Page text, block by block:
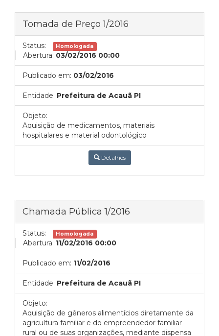
Tomada de Preço 1/2016
Status: Homologada
Abertura: 03/02/2016 00:00
Publicado em: 03/02/2016
Entidade: Prefeitura de Acauã PI
Objeto:
Aquisição de medicamentos, materiais
hospitalares e material odontológico
Detalhes
Chamada Pública 1/2016
Status: Homologada
Abertura: 11/02/2016 00:00
Publicado em: 11/02/2016
Entidade: Prefeitura de Acauã PI
Objeto:
Aquisição de gêneros alimentícios diretamente da
agricultura familiar e do empreendedor familiar
rural ou de suas organizações, mediante dispensa